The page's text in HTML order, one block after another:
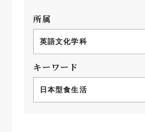
所属
英語文化学科
キーワード
日本型食生活